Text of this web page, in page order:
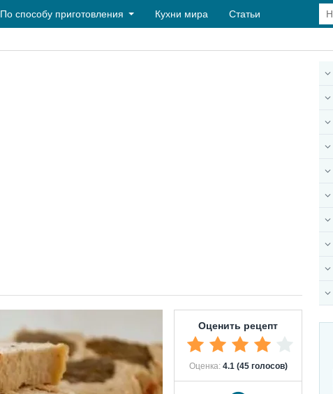
По способу приготовления Кухни мира Статьи
Оценить рецепт
Оценка: 4.1 (45 голосов)